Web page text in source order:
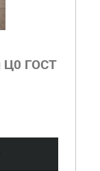
Ц0 ГОСТ